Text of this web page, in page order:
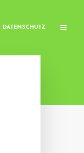
DATENSCHUTZ